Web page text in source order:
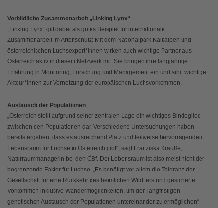
Vorbildliche Zusammenarbeit „Linking Lynx“
„Linking Lynx“ gilt dabei als gutes Beispiel für internationale
Zusammenarbeit im Artenschutz: Mit dem Nationalpark Kalkalpen und
österreichischen Luchsexpert*innen wirken auch wichtige Partner aus
Österreich aktiv in diesem Netzwerk mit. Sie bringen ihre langjährige
Erfahrung in Monitoring, Forschung und Management ein und sind wichtige
Akteur*innen zur Vernetzung der europäischen Luchsvorkommen.
Austausch der Populationen
„Österreich stellt aufgrund seiner zentralen Lage ein wichtiges Bindeglied
zwischen den Populationen dar. Verschiedene Untersuchungen haben
bereits ergeben, dass es ausreichend Platz und teilweise hervorragenden
Lebensraum für Luchse in Österreich gibt“, sagt Franziska Krauße,
Naturraummanagerin bei den ÖBf. Der Lebensraum ist also meist nicht der
begrenzende Faktor für Luchse. „Es benötigt vor allem die Toleranz der
Gesellschaft für eine Rückkehr des heimlichen Wildtiers und gesicherte
Vorkommen inklusive Wandermöglichkeiten, um den langfristigen
genetischen Austausch der Populationen untereinander zu ermöglichen“,